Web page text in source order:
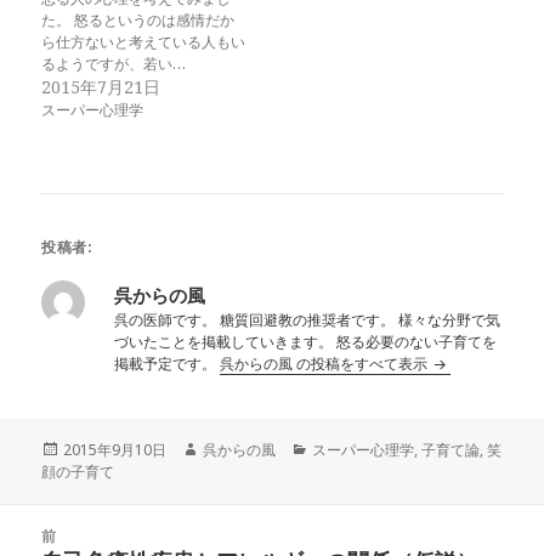
た。 怒るというのは感情だか
ら仕方ないと考えている人もい
るようですが、若い…
2015年7月21日
スーパー心理学
投稿者:
呉からの風
呉の医師です。 糖質回避教の推奨者です。 様々な分野で気
づいたことを掲載していきます。 怒る必要のない子育てを
掲載予定です。呉からの風 の投稿をすべて表示
投
稿
2015年9月10日
作
呉からの風
カ
スーパー心理学,子育て論,笑
顔の子育て
前